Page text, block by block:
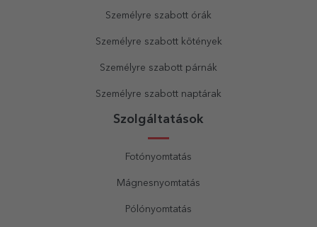
Személyre szabott órák
Személyre szabott kötények
Személyre szabott párnák
Személyre szabott naptárak
Szolgáltatások
Fotónyomtatás
Mágnesnyomtatás
Pólónyomtatás